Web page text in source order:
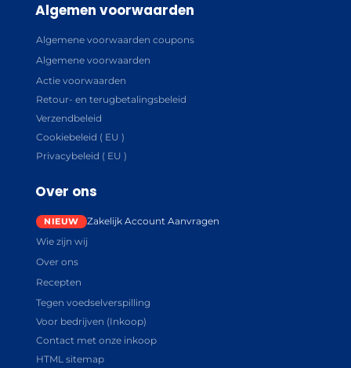
Algemen voorwaarden
Algemene voorwaarden coupons
Algemene voorwaarden
Actie voorwaarden
Retour- en terugbetalingsbeleid
Verzendbeleid
Cookiebeleid ( EU )
Privacybeleid ( EU )
Over ons
Zakelijk Account Aanvragen
Wie zijn wij
Over ons
Recepten
Tegen voedselverspilling
Voor bedrijven (Inkoop)
Contact met onze inkoop
HTML sitemap